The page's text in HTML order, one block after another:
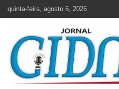
quinta-feira, agosto 6, 2026